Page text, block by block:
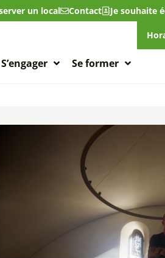
un local Contact Je souhaite
S’engager Se former